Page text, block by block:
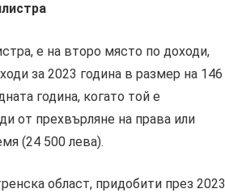
е на второ място по доходи,
за 2023 година в размер на 146
година, когато той е
от прехвърляне на права или
(24 500 лева).
област, придобити през 2023